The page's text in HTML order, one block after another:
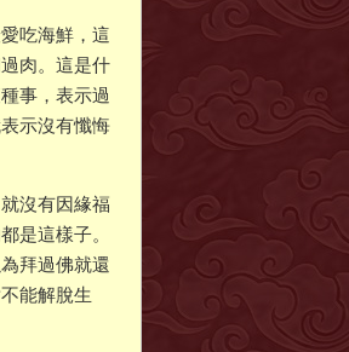
吃海鮮，這
肉。這是什
事，表示過
示沒有懺悔
沒有因緣福
是這樣子。
拜過佛就還
能解脫生